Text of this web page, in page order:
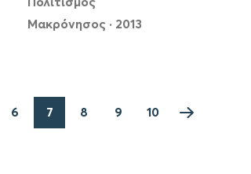
Μακρόνησος · 2013
6 7 8 9 10